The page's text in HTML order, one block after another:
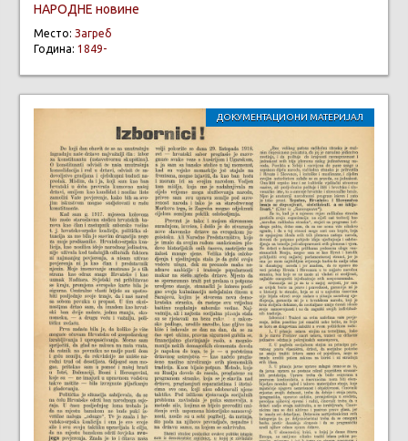
НАРОДНЕ новине
Место: Загреб
Година: 1849-
ДОКУМЕНТАЦИОНИ МАТЕРИЈАЛ